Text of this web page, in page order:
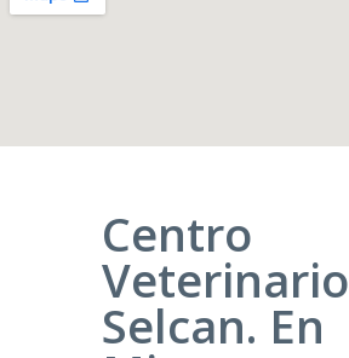
Centro
Veterinario
Selcan. En